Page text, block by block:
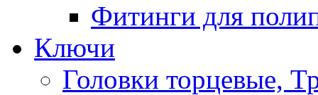
Фитинги для
Ключи
Головки торцевые,